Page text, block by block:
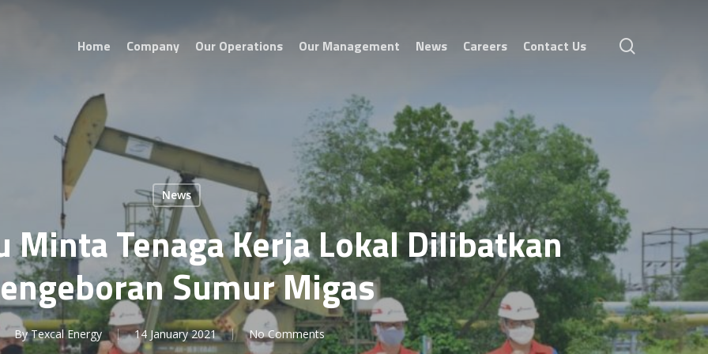
Home Company Our Operations Our Management News Careers Contact Us
News
Minta Tenaga Kerja Lokal Dilibatkan
Sumur Migas
By Texcal Energy 14 January 2021 No Comments